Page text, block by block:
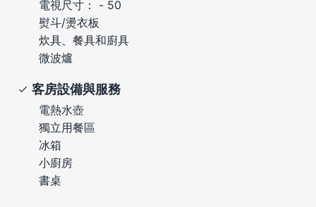
電視尺寸： - 50
熨斗/燙衣板
炊具、餐具和廚具
微波爐
客房設備與服務
電熱水壺
獨立用餐區
冰箱
小廚房
書桌